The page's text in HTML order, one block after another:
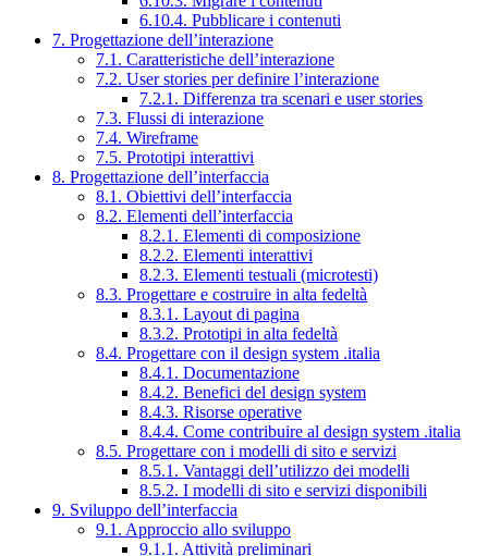
6.10.4. Pubblicare i contenuti
7. Progettazione dell’interazione
7.1. Caratteristiche dell’interazione
7.2. User stories per definire l’interazione
7.2.1. Differenza tra scenari e user stories
7.3. Flussi di interazione
7.4. Wireframe
7.5. Prototipi interattivi
8. Progettazione dell’interfaccia
8.1. Obiettivi dell’interfaccia
8.2. Elementi dell’interfaccia
8.2.1. Elementi di composizione
8.2.2. Elementi interattivi
8.2.3. Elementi testuali (microtesti)
8.3. Progettare e costruire in alta fedeltà
8.3.1. Layout di pagina
8.3.2. Prototipi in alta fedeltà
8.4. Progettare con il design system .italia
8.4.1. Documentazione
8.4.2. Benefici del design system
8.4.3. Risorse operative
8.4.4. Come contribuire al design system .italia
8.5. Progettare con i modelli di sito e servizi
8.5.1. Vantaggi dell’utilizzo dei modelli
8.5.2. I modelli di sito e servizi disponibili
9. Sviluppo dell’interfaccia
9.1. Approccio allo sviluppo
9.1.1. Attività preliminari